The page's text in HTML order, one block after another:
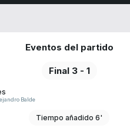
Eventos del partido
Final 3 - 1
Balde
Tiempo añadido 6'